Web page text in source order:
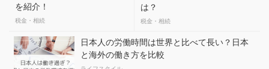
を紹介！
税金・相続
は？
税金・相続
日本人の労働時間は世界と比べて長い？日本
と海外の働き方を比較